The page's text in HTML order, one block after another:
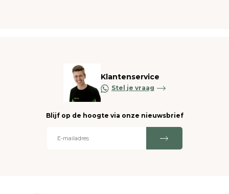
Klantenservice
Stel je vraag
Blijf op de hoogte via onze nieuwsbrief